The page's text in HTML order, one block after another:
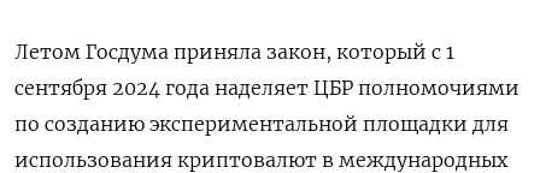
Летом Госдума приняла закон, который с 1
сентября 2024 года наделяет ЦБР полномочиями
по созданию экспериментальной площадки для
использования криптовалют в международных